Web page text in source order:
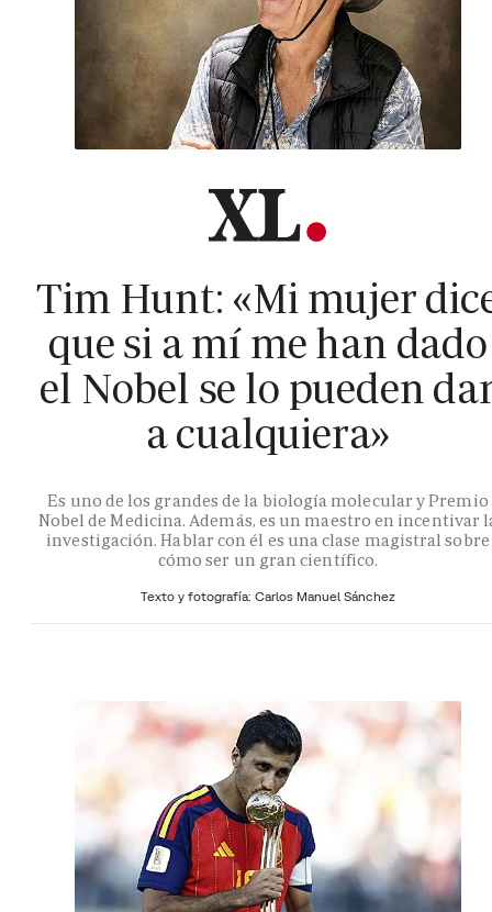
Tim Hunt: «Mi mujer
que si a mí me han dado
el Nobel se lo pueden
a cualquiera»
Es uno de los grandes de la biología molecular y Premio
Nobel de Medicina. Además, es un maestro en incentivar
investigación. Hablar con él es una clase magistral sobre
cómo ser un gran científico.
Texto y fotografía: Carlos Manuel Sánchez